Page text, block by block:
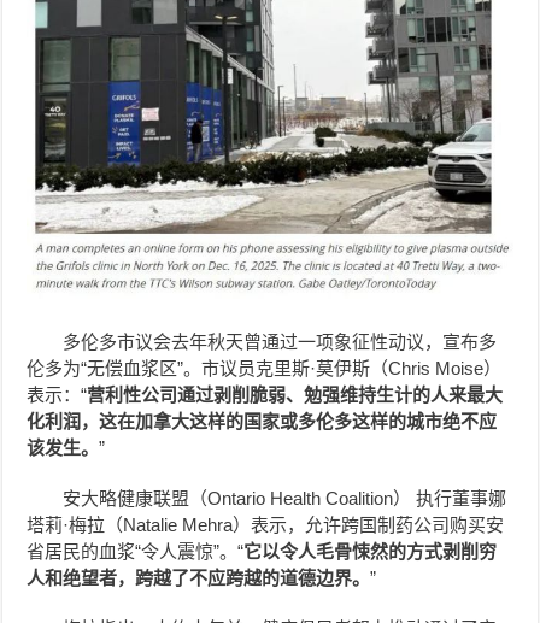
多伦多市议会去年秋天曾通过一项象征性动议，宣布多
伦多为“无偿血浆区”。市议员克里斯·莫伊斯（Chris Moise）
表示：“营利性公司通过剥削脆弱、勉强维持生计的人来最大
化利润，这在加拿大这样的国家或多伦多这样的城市绝不应
该发生。”
安大略健康联盟（Ontario Health Coalition） 执行董事娜
塔莉·梅拉（Natalie Mehra）表示，允许跨国制药公司购买安
省居民的血浆“令人震惊”。“它以令人毛骨悚然的方式剥削穷
人和绝望者，跨越了不应跨越的道德边界。”